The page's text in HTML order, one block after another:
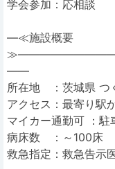
学会参加：応相談
―≪施設概要
――
所在地 ：茨城県 つ
アクセス：最寄り駅
マイカー通勤可 ：駐
病床数 ：～100床
救急指定：救急告示